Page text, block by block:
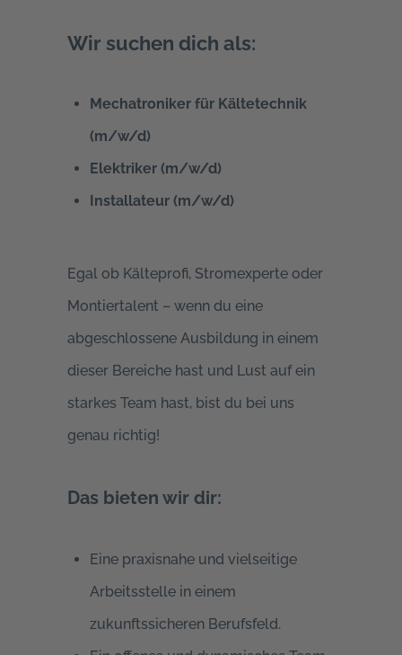
Wir suchen dich als:
Mechatroniker für Kältetechnik
(m/w/d)
Elektriker (m/w/d)
Installateur (m/w/d)
Egal ob Kälteprofi, Stromexperte oder
Montiertalent – wenn du eine
abgeschlossene Ausbildung in einem
dieser Bereiche hast und Lust auf ein
starkes Team hast, bist du bei uns
genau richtig!
Das bieten wir dir:
Eine praxisnahe und vielseitige
Arbeitsstelle in einem
zukunftssicheren Berufsfeld.